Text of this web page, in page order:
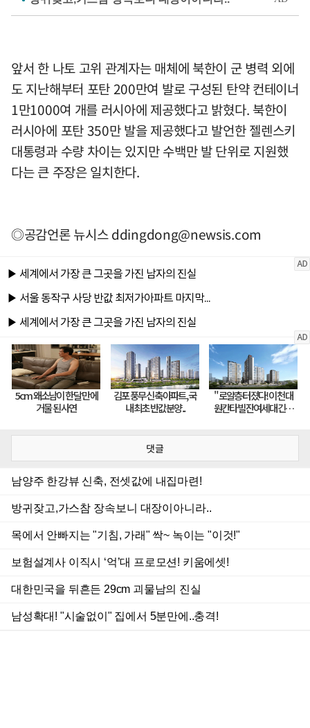
앞서 한 나토 고위 관계자는 매체에 북한이 군 병력 외에
도 지난해부터 포탄 200만여 발로 구성된 탄약 컨테이너
1만1000여 개를 러시아에 제공했다고 밝혔다. 북한이
러시아에 포탄 350만 발을 제공했다고 발언한 젤렌스키
대통령과 수량 차이는 있지만 수백만 발 단위로 지원했
다는 큰 주장은 일치한다.
◎공감언론 뉴시스ddingdong@newsis.com
댓글